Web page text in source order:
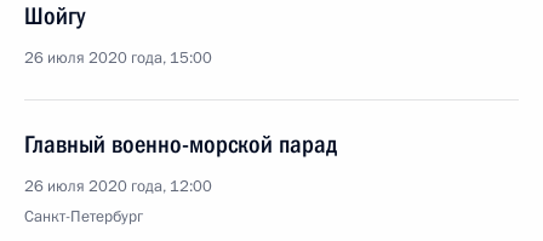
Шойгу
26 июля 2020 года, 15:00
Главный военно-морской парад
26 июля 2020 года, 12:00
Санкт-Петербург